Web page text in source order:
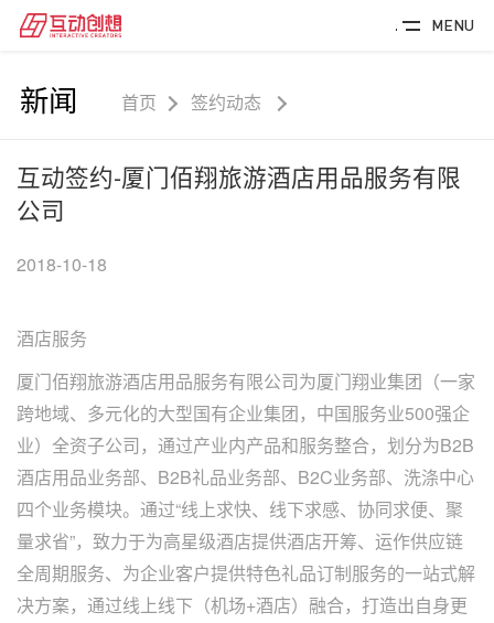
MENU
新闻 首页 签约动态
互动签约-厦门佰翔旅游酒店用品服务有限
公司
2018-10-18
酒店服务
厦门佰翔旅游酒店用品服务有限公司为厦门翔业集团（一家
跨地域、多元化的大型国有企业集团，中国服务业500强企
业）全资子公司，通过产业内产品和服务整合，划分为B2B
酒店用品业务部、B2B礼品业务部、B2C业务部、洗涤中心
四个业务模块。通过“线上求快、线下求感、协同求便、聚
量求省”，致力于为高星级酒店提供酒店开筹、运作供应链
全周期服务、为企业客户提供特色礼品订制服务的一站式解
决方案，通过线上线下（机场+酒店）融合，打造出自身更